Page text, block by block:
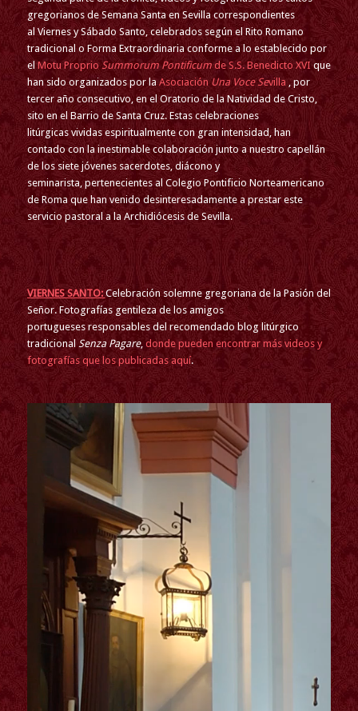
gregorianos de Semana Santa en Sevilla correspondientes
al Viernes y Sábado Santo, celebrados según el Rito Romano
tradicional o Forma Extraordinaria conforme a lo establecido por
el Motu Proprio Summorum Pontificumde S.S. Benedicto XVI que
han sido organizados por laAsociaciónUna Voce Sevilla , por
tercer año consecutivo, en el Oratorio de la Natividad de Cristo,
sito en el Barrio de Santa Cruz. Estas celebraciones
litúrgicas vividas espiritualmente con gran intensidad, han
contado con la inestimable colaboración junto a nuestro capellán
de los siete jóvenes sacerdotes, diácono y
seminarista, pertenecientes al Colegio Pontificio Norteamericano
de Roma que han venido desinteresadamente a prestar este
servicio pastoral a la Archidiócesis de Sevilla.
VIERNES SANTO:Celebración solemne gregoriana de la Pasión del
Señor. Fotografías gentileza de los amigos
portugueses responsables del recomendado blog litúrgico
tradicionalSenza Pagare, donde pueden encontrar más videos y
fotografías que los publicadas aquí.